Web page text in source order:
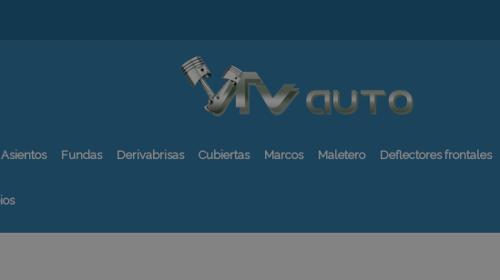
Fundas Derivabrisas Cubiertas Marcos Maletero Deflectores frontales